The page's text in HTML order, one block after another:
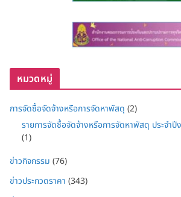
หมวดหมู่
การจัดซื้อจัดจ้างหรือการจัดหาพัสดุ (2)
รายการจัดซื้อจัดจ้างหรือการจัดหาพัสดุ ประจำ
(1)
ข่าวกิจกรรม (76)
ข่าวประกวดราคา (343)